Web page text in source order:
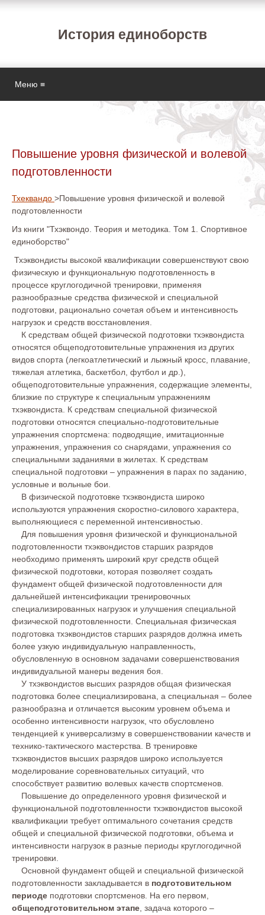
История единоборств
Меню ≡
Повышение уровня физической и волевой
подготовленности
Тхеквандо >Повышение уровня физической и волевой
подготовленности
Из книги "Тхэквондо. Теория и методика. Том 1. Спортивное
единоборство"
Тхэквондисты высокой квалификации совершенствуют свою
физическую и функциональную подготовленность в
процессе круглогодичной тренировки, применяя
разнообразные средства физической и специальной
подготовки, рационально сочетая объем и интенсивность
нагрузок и средств восстановления.
К средствам общей физической подготовки тхэквондиста
относятся общеподготовительные упражнения из других
видов спорта (легкоатлетический и лыжный кросс, плавание,
тяжелая атлетика, баскетбол, футбол и др.),
общеподготовительные упражнения, содержащие элементы,
близкие по структуре к специальным упражнениям
тхэквондиста. К средствам специальной физической
подготовки относятся специально-подготовительные
упражнения спортсмена: подводящие, имитационные
упражнения, упражнения со снарядами, упражнения со
специальными заданиями в жилетах. К средствам
специальной подготовки – упражнения в парах по заданию,
условные и вольные бои.
В физической подготовке тхэквондиста широко
используются упражнения скоростно-силового характера,
выполняющиеся с переменной интенсивностью.
Для повышения уровня физической и функциональной
подготовленности тхэквондистов старших разрядов
необходимо применять широкий круг средств общей
физической подготовки, которая позволяет создать
фундамент общей физической подготовленности для
дальнейшей интенсификации тренировочных
специализированных нагрузок и улучшения специальной
физической подготовленности. Специальная физическая
подготовка тхэквондистов старших разрядов должна иметь
более узкую индивидуальную направленность,
обусловленную в основном задачами совершенствования
индивидуальной манеры ведения боя.
У тхэквондистов высших разрядов общая физическая
подготовка более специализирована, а специальная – более
разнообразна и отличается высоким уровнем объема и
особенно интенсивности нагрузок, что обусловлено
тенденцией к универсализму в совершенствовании качеств и
технико-тактического мастерства. В тренировке
тхэквондистов высших разрядов широко используется
моделирование соревновательных ситуаций, что
способствует развитию волевых качеств спортсменов.
Повышение до определенного уровня физической и
функциональной подготовленности тхэквондистов высокой
квалификации требует оптимального сочетания средств
общей и специальной физической подготовки, объема и
интенсивности нагрузок в разные периоды круглогодичной
тренировки.
Основной фундамент общей и специальной физической
подготовленности закладывается в подготовительном
периоде подготовки спортсменов. На его первом,
общеподготовительном этапе , задача которого –